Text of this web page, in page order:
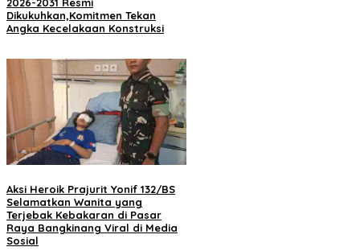
Dikukuhkan,Komitmen Tekan
Angka Kecelakaan Konstruksi
Aksi Heroik Prajurit Yonif 132/BS
Selamatkan Wanita yang
Terjebak Kebakaran di Pasar
Raya Bangkinang Viral di Media
Sosial